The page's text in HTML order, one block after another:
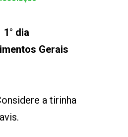
1° dia
Gerais
a tirinha